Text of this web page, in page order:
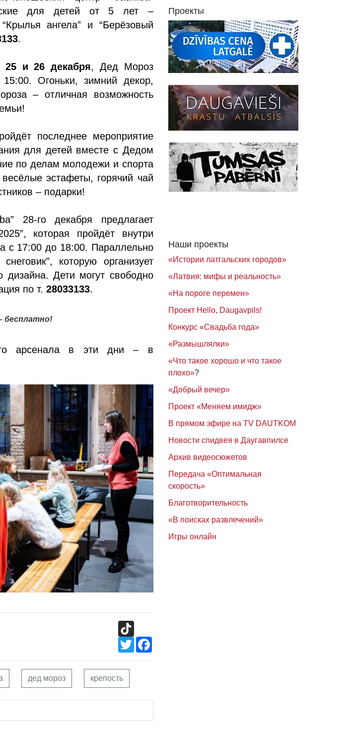
для детей от 5 лет –
ангела” и “Берёзовый
.
25 и 26 декабря, Дед Мороз
Огоньки, зимний декор,
– отличная возможность
последнее мероприятие
для детей вместе с Дедом
по делам молодежи и спорта
эстафеты, горячий чай
– подарки!
28-го декабря предлагает
которая пройдёт внутри
с 17:00 до 18:00. Параллельно
которую организует
дизайна. Дети могут свободно
по т.28033133.
бесплатно!
арсенала в эти дни – в
TikTok
TwitterFacebook
дед мороз крепость
Проекты
Наши проекты
«Истории латгальских городов»
«Латвия: мифы и реальность»
«На пороге перемен»
Проект Hello, Daugavpils!
Конкурс «Свадьба года»
«Размышлялки»
«Что такое хорошо и что такое
плохо»?
«Добрый вечер»
Проект «Меняем имидж»
В прямом эфире на TV DAUTKOM
Новости спидвея в Даугавпилсе
Архив видеосюжетов
Передача «Оптимальная
скорость»
Благотворительность
«В поисках развлечений»
Игры онлайн